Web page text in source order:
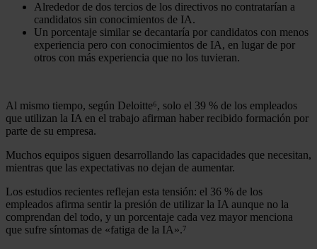
Alrededor de dos tercios de los directivos no contratarían a
candidatos sin conocimientos de IA.
Un porcentaje similar se decantaría por candidatos con menos
experiencia pero con conocimientos de IA, en lugar de por
otros con más experiencia que no los tuvieran.
Al mismo tiempo, según Deloitte⁶, solo el 39 % de los empleados
que utilizan la IA en el trabajo afirman haber recibido formación por
parte de su empresa.
Muchos equipos siguen desarrollando las capacidades que necesitan,
mientras que las expectativas no dejan de aumentar.
Los estudios recientes reflejan esta tensión: el 36 % de los
empleados afirma sentir la presión de utilizar la IA aunque no la
comprendan del todo, y un porcentaje cada vez mayor menciona
que sufre síntomas de «fatiga de la IA».⁷